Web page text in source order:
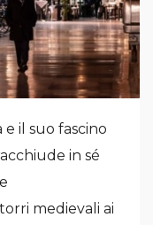
e il suo fascino
in sé
medievali ai